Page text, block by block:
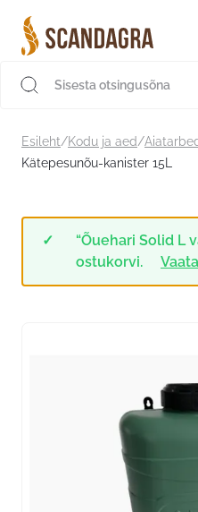
sisu
juurde
Esileht/Kodu ja aed/
Kätepesunõu-kanister 15L
“Õuehari Solid L
ostukorvi.